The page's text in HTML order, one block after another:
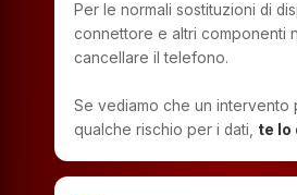
Per le normali sostituzioni di
connettore e altri componenti
cancellare il telefono.
Se vediamo che un intervento
qualche rischio per i dati, te lo